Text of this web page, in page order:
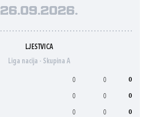
26.09.2026.
LJESTVICA
Liga nacija - Skupina A
0 0 0
0 0 0
0 0 0